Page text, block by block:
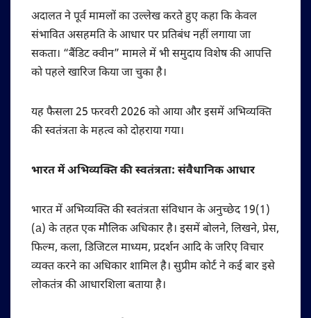
अदालत ने पूर्व मामलों का उल्लेख करते हुए कहा कि केवल
संभावित असहमति के आधार पर प्रतिबंध नहीं लगाया जा
सकता। “बैंडिट क्वीन” मामले में भी समुदाय विशेष की आपत्ति
को पहले खारिज किया जा चुका है।
यह फैसला 25 फरवरी 2026 को आया और इसमें अभिव्यक्ति
की स्वतंत्रता के महत्व को दोहराया गया।
भारत में अभिव्यक्ति की स्वतंत्रता: संवैधानिक आधार
भारत में अभिव्यक्ति की स्वतंत्रता संविधान के अनुच्छेद 19(1)
(a) के तहत एक मौलिक अधिकार है। इसमें बोलने, लिखने, प्रेस,
फिल्म, कला, डिजिटल माध्यम, प्रदर्शन आदि के जरिए विचार
व्यक्त करने का अधिकार शामिल है। सुप्रीम कोर्ट ने कई बार इसे
लोकतंत्र की आधारशिला बताया है।